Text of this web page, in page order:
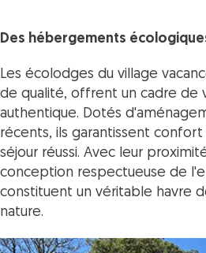
Des hébergements
Les écolodges du village
de qualité, offrent un cadre de
authentique. Dotés
récents, ils garantissent
séjour réussi. Avec leur
conception respectueuse de
constituent un véritable havre
nature.